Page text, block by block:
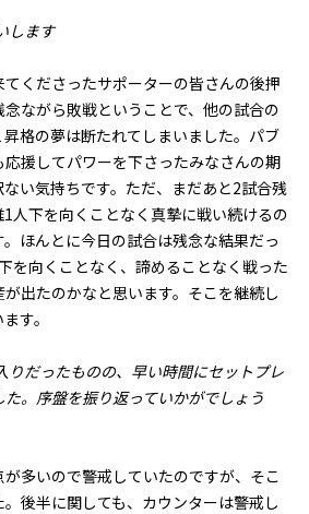
します
くださったサポーターの皆さんの後押
ながら敗戦ということで、他の試合の
格の夢は断たれてしまいました。パブ
応援してパワーを下さったみなさんの期
い気持ちです。ただ、まだあと2試合残
人下を向くことなく真摯に戦い続けるの
ほんとに今日の試合は残念な結果だっ
を向くことなく、諦めることなく戦った
出たのかなと思います。そこを継続し
す。
だったものの、早い時間にセットプレ
。序盤を振り返っていかがでしょう
多いので警戒していたのですが、そこ
後半に関しても、カウンターは警戒し